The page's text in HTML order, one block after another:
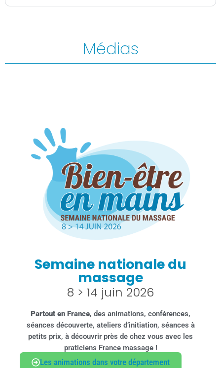
Médias
Semaine nationale du
massage
8 > 14 juin 2026
Partout en France, des animations, conférences,
séances découverte, ateliers d’initiation, séances à
petits prix, à découvrir près de chez vous avec les
praticiens France massage !
Les animations dans votre département